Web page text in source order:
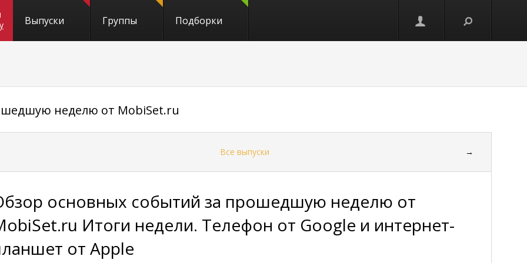
Выпуски Группы Подборки
неделю от MobiSet.ru
Все выпуски →
основных событий за прошедшую неделю от
Итоги недели. Телефон от Google и интернет-
от Apple